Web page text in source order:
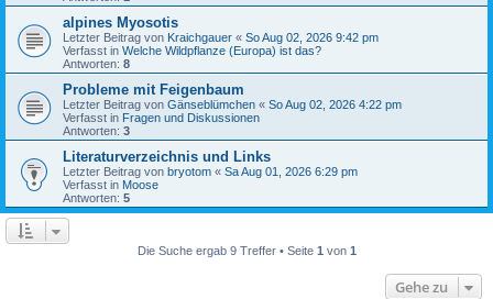
alpines Myosotis
Letzter Beitrag von Kraichgauer « So Aug 02, 2026 9:42 pm
Verfasst in Welche Wildpflanze (Europa) ist das?
Antworten: 8
Probleme mit Feigenbaum
Letzter Beitrag von Gänseblümchen « So Aug 02, 2026 4:22 pm
Verfasst in Fragen und Diskussionen
Antworten: 3
Literaturverzeichnis und Links
Letzter Beitrag von bryotom « Sa Aug 01, 2026 6:29 pm
Verfasst in Moose
Antworten: 5
Die Suche ergab 9 Treffer • Seite 1 von 1
Gehe zu